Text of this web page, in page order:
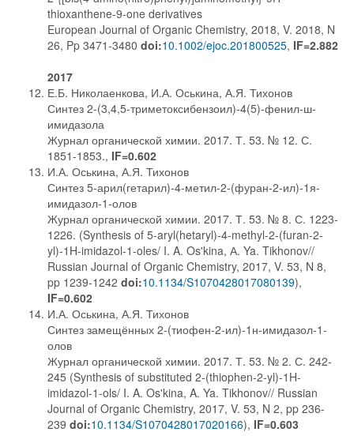
thioxanthene-9-one derivatives
European Journal of Organic Chemistry, 2018, V. 2018, N
26, Pp 3471-3480 doi:10.1002/ejoc.201800525, IF=2.882
2017
Е.Б. Николаенкова, И.А. Оськина, А.Я. Тихонов
Синтез 2-(3,4,5-триметоксибензоил)-4(5)-фенил-ш-
имидазола
Журнал органической химии. 2017. Т. 53. № 12. С.
1851-1853., IF=0.602
И.А. Оськина, А.Я. Тихонов
Синтез 5-арил(гетарил)-4-метил-2-(фуран-2-ил)-1я-
имидазол-1-олов
Журнал органической химии. 2017. Т. 53. № 8. С. 1223-
1226. (Synthesis of 5-aryl(hetaryl)-4-methyl-2-(furan-2-
yl)-1H-imidazol-1-oles/ I. A. Os'kina, А. Ya. Tikhonov//
Russian Journal of Organic Chemistry, 2017, V. 53, N 8,
pp 1239-1242 doi:10.1134/S1070428017080139),
IF=0.602
И.А. Оськина, А.Я. Тихонов
Синтез замещённых 2-(тиофен-2-ил)-1н-имидазол-1-
олов
Журнал органической химии. 2017. Т. 53. № 2. С. 242-
245 (Synthesis of substituted 2-(thiophen-2-yl)-1H-
imidazol-1-ols/ I. A. Os'kina, A. Ya. Tikhonov// Russian
Journal of Organic Chemistry, 2017, V. 53, N 2, pp 236-
239 doi:10.1134/S1070428017020166), IF=0.603